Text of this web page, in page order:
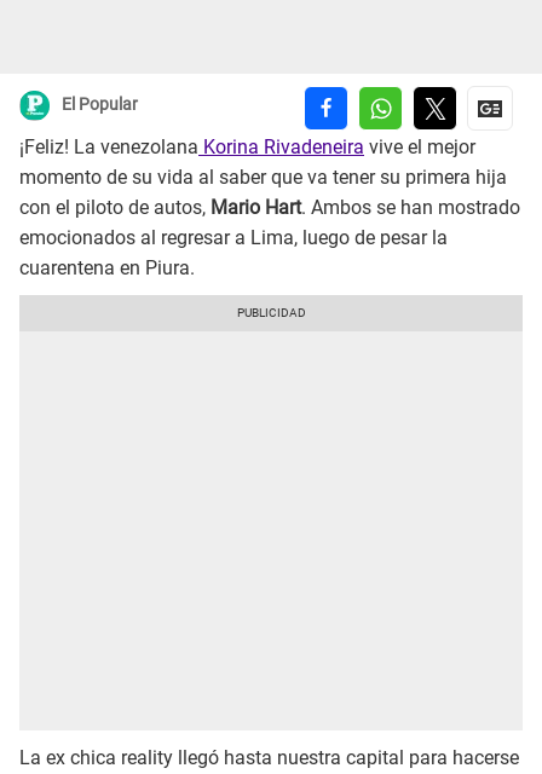
El Popular
¡Feliz! La venezolana Korina Rivadeneira vive el mejor
momento de su vida al saber que va tener su primera hija
con el piloto de autos, Mario Hart. Ambos se han mostrado
emocionados al regresar a Lima, luego de pesar la
cuarentena en Piura.
La ex chica reality llegó hasta nuestra capital para hacerse